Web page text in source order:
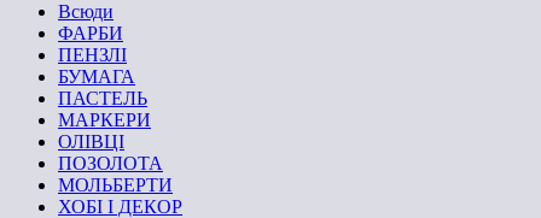
Всюди
ФАРБИ
ПЕНЗЛІ
БУМАГА
ПАСТЕЛЬ
МАРКЕРИ
ОЛІВЦІ
ПОЗОЛОТА
МОЛЬБЕРТИ
ХОБІ І ДЕКОР